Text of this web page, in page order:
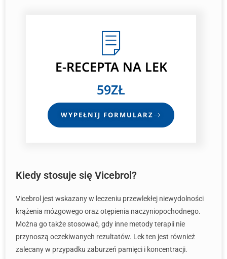
E-RECEPTANA LEK
59ZŁ
WYPEŁNIJ FORMULARZ
Kiedy stosuje się Vicebrol?
Vicebrol jest wskazany w leczeniu przewlekłej niewydolności
krążenia mózgowego oraz otępienia naczyniopochodnego.
Można go także stosować, gdy inne metody terapii nie
przynoszą oczekiwanych rezultatów. Lek ten jest również
zalecany w przypadku zaburzeń pamięci i koncentracji.